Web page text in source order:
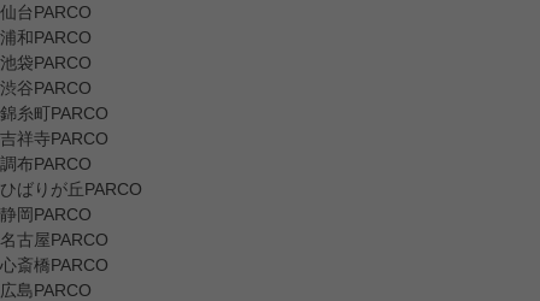
仙台PARCO
浦和PARCO
池袋PARCO
渋谷PARCO
錦糸町PARCO
吉祥寺PARCO
調布PARCO
ひばりが丘PARCO
静岡PARCO
名古屋PARCO
心斎橋PARCO
広島PARCO